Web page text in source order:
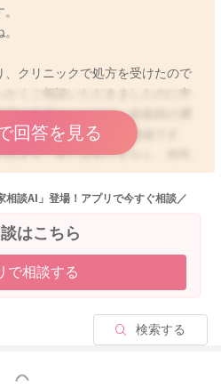
クリニックで処方を受けたので
くご相談いただきましたのに申
の可否については、助産師の資
おりますため、大変恐縮です
ます。申し訳ありません。授乳
方されたお薬であれば、服用な
が、ご心配であれば、やはり授乳
かと思います。処方されたクリ
くか、調剤薬局の薬剤師、ドラッ
師にご相談くださいね。 よろしく
、以下のような連絡を受けてお
回答を見る
相談AI」登場！アプリで今すぐ相談／
はこちら
で相談する
検索する
と見る